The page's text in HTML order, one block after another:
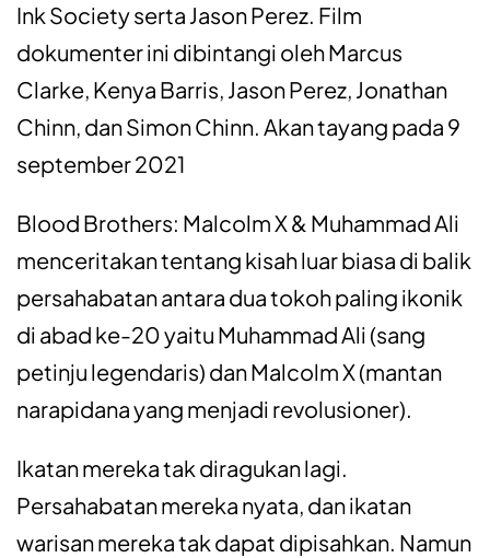
Ink Society serta Jason Perez. Film
dokumenter ini dibintangi oleh Marcus
Clarke, Kenya Barris, Jason Perez, Jonathan
Chinn, dan Simon Chinn. Akan tayang pada 9
september 2021
Blood Brothers: Malcolm X & Muhammad Ali
menceritakan tentang kisah luar biasa di balik
persahabatan antara dua tokoh paling ikonik
di abad ke-20 yaitu Muhammad Ali (sang
petinju legendaris) dan Malcolm X (mantan
narapidana yang menjadi revolusioner).
Ikatan mereka tak diragukan lagi.
Persahabatan mereka nyata, dan ikatan
warisan mereka tak dapat dipisahkan. Namun